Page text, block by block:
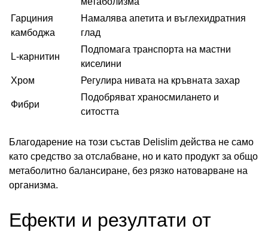
Гарциния
камбоджа
Намалява апетита и въглехидратния
глад
L-карнитин
Подпомага транспорта на мастни
киселини
Хром
Регулира нивата на кръвната захар
Фибри
Подобряват храносмилането и
ситостта
Благодарение на този състав Delislim действа не само
като средство за отслабване, но и като продукт за общо
метаболитно балансиране, без рязко натоварване на
организма.
Ефекти и резултати от